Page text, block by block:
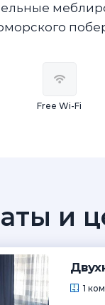
Free Wi-Fi
и
1